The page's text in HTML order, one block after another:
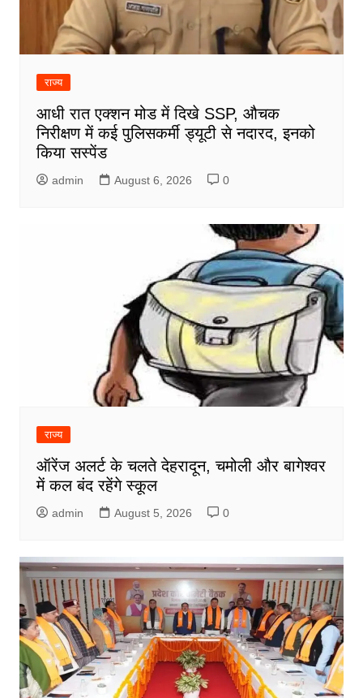
राज्य
आधी रात एक्शन मोड में दिखे SSP, औचक
निरीक्षण में कई पुलिसकर्मी ड्यूटी से नदारद, इनको
किया सस्पेंड
admin August 6, 2026 0
राज्य
ऑरेंज अलर्ट के चलते देहरादून, चमोली और बागेश्वर
में कल बंद रहेंगे स्कूल
admin August 5, 2026 0